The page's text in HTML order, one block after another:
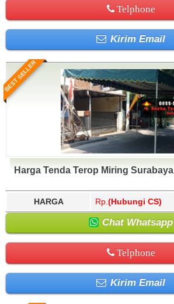
Telphone
Kirim Email
BEST SELLER
Harga Tenda Terop Miring Surabaya
HARGA Rp. (Hubungi CS)
Chat Whatsapp
Telphone
Kirim Email